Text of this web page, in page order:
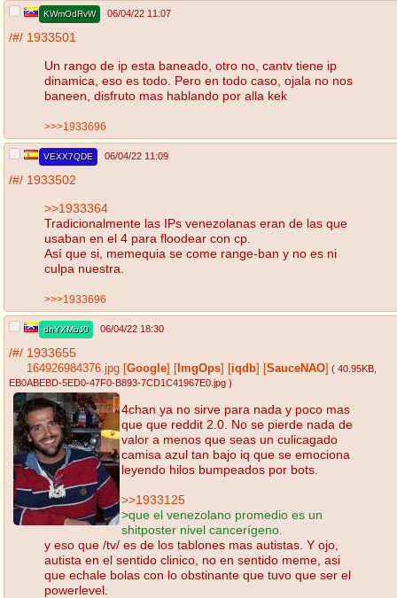
KWmOdRvW 06/04/22 11:07
/#/ 1933501
Un rango de ip esta baneado, otro no, cantv tiene ip
dinamica, eso es todo. Pero en todo caso, ojala no nos
baneen, disfruto mas hablando por alla kek
>>>1933696
VEXX7QDE 06/04/22 11:09
/#/ 1933502
>>1933364
Tradicionalmente las IPs venezolanas eran de las que
usaban en el 4 para floodear con cp.
Así que si, memequia se come range-ban y no es ni
culpa nuestra.
>>>1933696
dnYXMbJ0 06/04/22 18:30
/#/ 1933655
164926984376.jpg Google ImgOps iqdb SauceNAO ( 40.95KB
EB0ABEBD-5ED0-47F0-B893-7CD1C41967E0.jpg )
4chan ya no sirve para nada y poco mas
que que reddit 2.0. No se pierde nada de
valor a menos que seas un culicagado
camisa azul tan bajo iq que se emociona
leyendo hilos bumpeados por bots.
>>1933125
>que el venezolano promedio es un
shitposter nivel cancerígeno.
y eso que /tv/ es de los tablones mas autistas. Y ojo,
autista en el sentido clinico, no en sentido meme, asi
que echale bolas con lo obstinante que tuvo que ser el
powerlevel.